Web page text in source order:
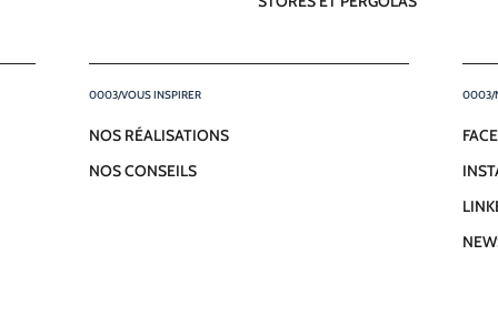
VOUS INSPIRER
NOS RÉALISATIONS
NOS CONSEILS